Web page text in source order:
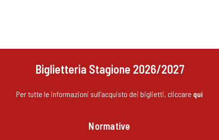
Biglietteria Stagione 2026/2027
Per tutte le informazioni sull'acquisto dei biglietti, cliccare qui
Normative